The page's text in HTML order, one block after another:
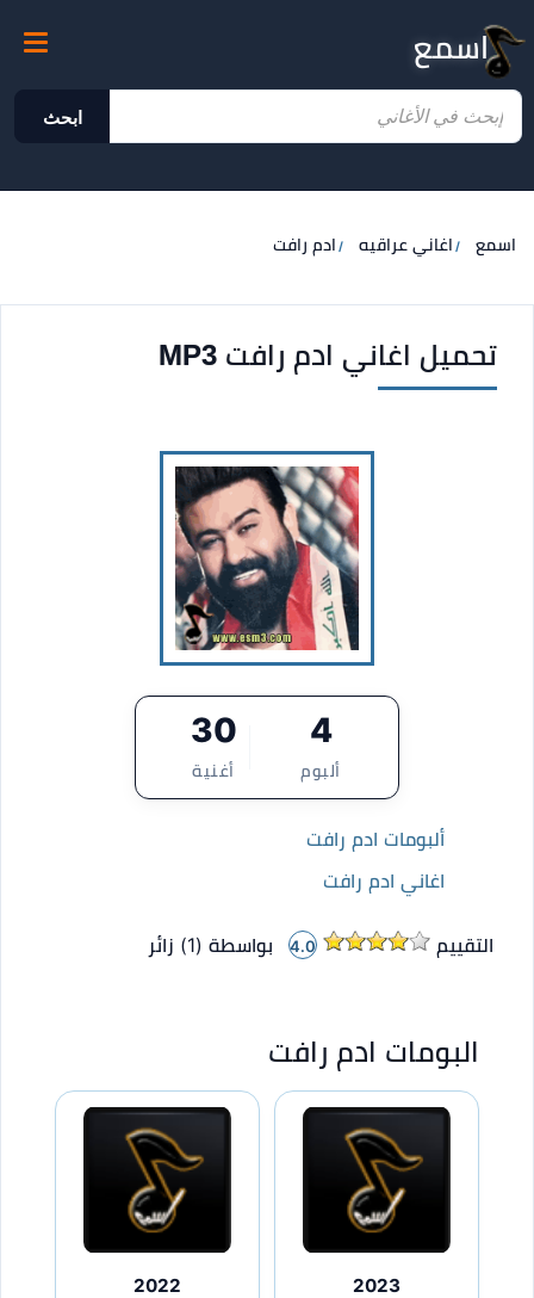
اسمع
ابحث
اسمع اغاني عراقيه ادم رافت
تحميل اغاني ادم رافت MP3
4
ألبوم
30
أغنية
ألبومات ادم رافت
اغاني ادم رافت
التقييم 4.0 بواسطة (1
) زائر
البومات ادم رافت
2023
2022